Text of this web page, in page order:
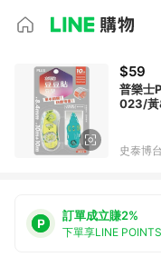
$59
普樂士
023/黃
史泰博
訂單成立賺2%
下單享LINE